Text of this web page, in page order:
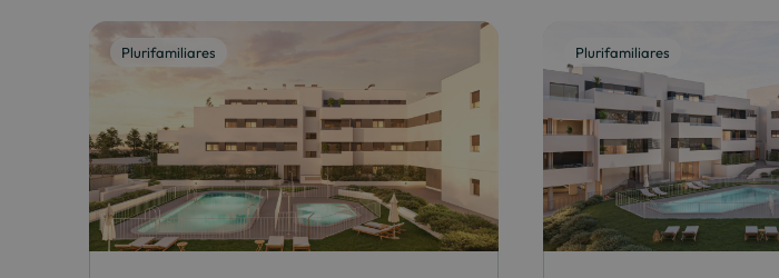
Plurifamiliares Plurifamiliares